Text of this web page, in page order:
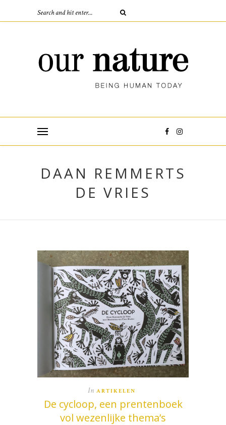
DAAN REMMERTS
DE VRIES
In ARTIKELEN
De cycloop, een prentenboek
vol wezenlijke thema’s